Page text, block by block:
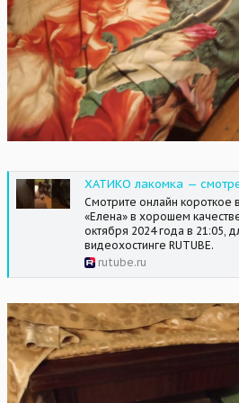
ХАТИКО лакомка —
Смотрите онлайн короткое
«Елена» в хорошем
октября 2024 года в 21:05,
видеохостинге RUTUBE.
rutube.ru